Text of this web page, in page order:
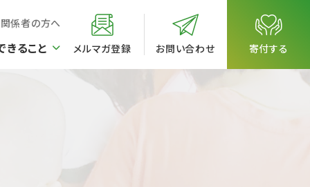
係者の方へ
きること メルマガ登録 お問い合わせ 寄付する